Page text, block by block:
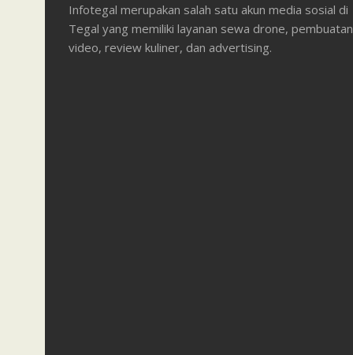
Infotegal merupakan salah satu akun media sosial di
Tegal yang memiliki layanan sewa drone, pembuatan
video, review kuliner, dan advertising.